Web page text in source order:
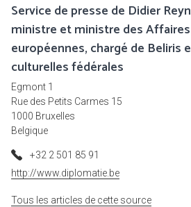
Service de presse de Didier
ministre et ministre des
européennes, chargé de
culturelles fédérales
Egmont 1
Rue des Petits Carmes 15
1000 Bruxelles
Belgique
+32 2 501 85 91
http://www.diplomatie.be
Tous les articles de cette source